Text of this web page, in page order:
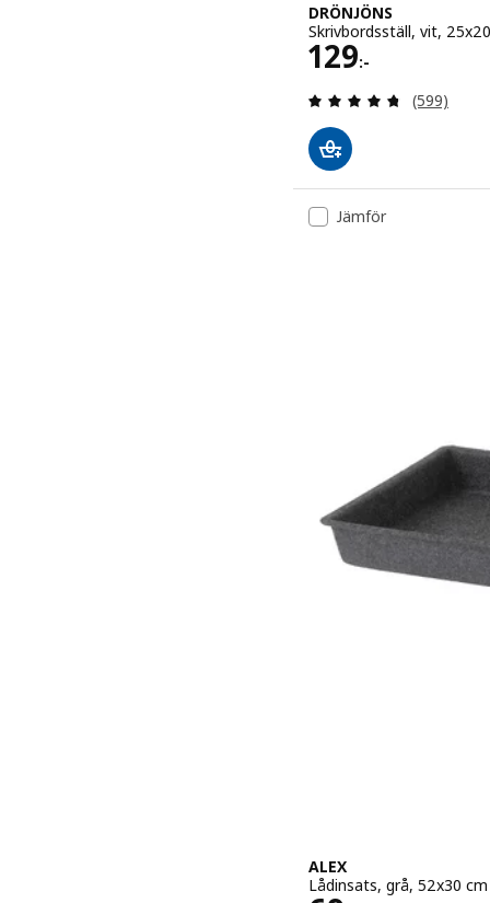
DRÖNJÖNS
Skrivbordsställ, vit,
129:-
Pris 129:-
(599)
Jämför
ALEX
Lådinsats, grå, 52x30 cm